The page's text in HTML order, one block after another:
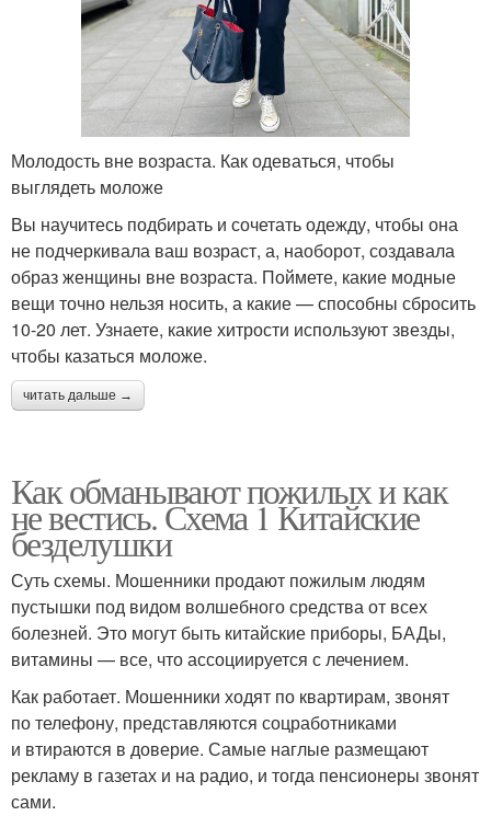
Молодость вне возраста. Как одеваться, чтобы
выглядеть моложе
Вы научитесь подбирать и сочетать одежду, чтобы она
не подчеркивала ваш возраст, а, наоборот, создавала
образ женщины вне возраста. Поймете, какие модные
вещи точно нельзя носить, а какие — способны сбросить
10-20 лет. Узнаете, какие хитрости используют звезды,
чтобы казаться моложе.
читать дальше →
Как обманывают пожилых и как
не вестись. Схема 1 Китайские
безделушки
Суть схемы. Мошенники продают пожилым людям
пустышки под видом волшебного средства от всех
болезней. Это могут быть китайские приборы, БАДы,
витамины — все, что ассоциируется с лечением.
Как работает. Мошенники ходят по квартирам, звонят
по телефону, представляются соцработниками
и втираются в доверие. Самые наглые размещают
рекламу в газетах и на радио, и тогда пенсионеры звонят
сами.